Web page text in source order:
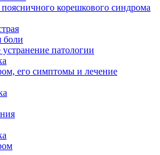
корешкового синдрома
боли
патологии
его симптомы и лечение